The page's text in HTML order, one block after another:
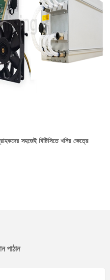
সহজেই বিটিসিতে খনির ক্ষেত্রে
পাঠান